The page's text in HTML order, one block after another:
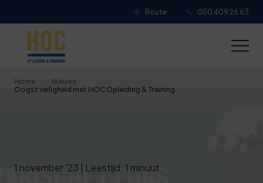
Route 050 409 26 63
Home
Nieuws
Oogst veiligheid met HOC Opleiding & Training
1 november '23 | Leestijd: 1 minuut
Je overall waardering
Titel van je beoordeling
Je beoordeling